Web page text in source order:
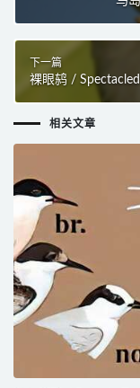
下一篇
裸眼鸫 /
相关文章